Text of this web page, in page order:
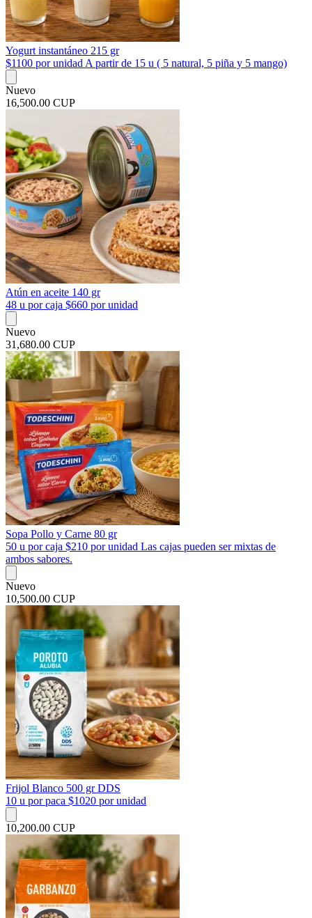
Yogurt instantáneo 215 gr
$1100 por unidad A partir de 15 u ( 5 natural, 5 piña y 5 mango)
Nuevo
16,500.00 CUP
Atún en aceite 140 gr
48 u por caja $660 por unidad
Nuevo
31,680.00 CUP
Sopa Pollo y Carne 80 gr
50 u por caja $210 por unidad Las cajas pueden ser mixtas de
ambos sabores.
Nuevo
10,500.00 CUP
Frijol Blanco 500 gr DDS
10 u por paca $1020 por unidad
10,200.00 CUP